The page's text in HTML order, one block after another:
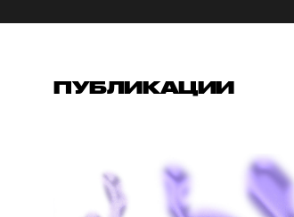
ПУБЛИКАЦИИ